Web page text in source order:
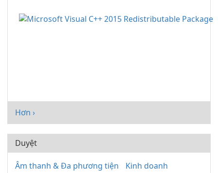
Hơn ›
Duyệt
Âm thanh & Đa phương tiện
Kinh doanh